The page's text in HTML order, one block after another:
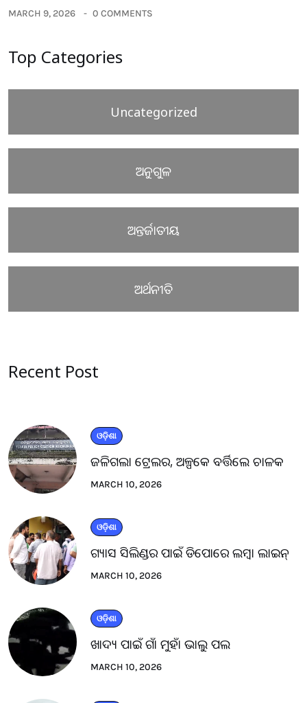
MARCH 9, 2026 0 COMMENTS
Top Categories
Uncategorized
ଅନୁଗୁଳ
ଅନ୍ତର୍ଜାତୀୟ
ଅର୍ଥନୀତି
Recent Post
ଓଡ଼ିଶା
ଜଳିଗଲା ଟ୍ରେଲର, ଅଳ୍ପକେ ବର୍ତ୍ତିଲେ ଚାଳକ
MARCH 10, 2026
ଓଡ଼ିଶା
ଗ୍ୟାସ ସିଲିଣ୍ଡର ପାଇଁ ଡିପୋରେ ଲମ୍ବା ଲାଇନ୍
MARCH 10, 2026
ଓଡ଼ିଶା
ଖାଦ୍ୟ ପାଇଁ ଗାଁ ମୁହାଁ ଭାଲୁ ପଲ
MARCH 10, 2026